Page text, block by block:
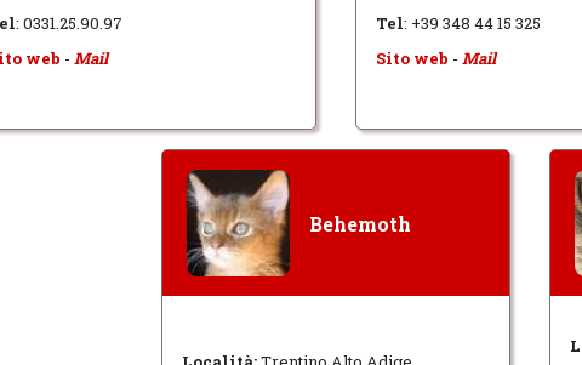
: 0331.25.90.97
web - Mail
Tel: +39 348 44 15 325
Sito web - Mail
Behemoth